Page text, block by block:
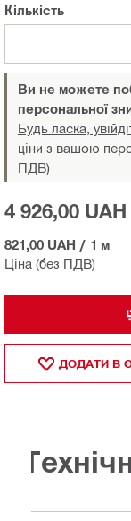
Кількість
Ви не можете
персональної
Будь ласка,
ціни з вашою
ПДВ)
Ціна (без ПДВ)
4 926,00 UAH
821,00 UAH / 1 м
ДОДАТИ В